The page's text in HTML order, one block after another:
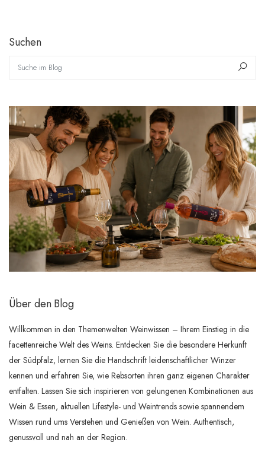
Suchen
Suche im Blog
Über den Blog
Willkommen in den Themenwelten Weinwissen – Ihrem Einstieg in die
facettenreiche Welt des Weins. Entdecken Sie die besondere Herkunft
der Südpfalz, lernen Sie die Handschrift leidenschaftlicher Winzer
kennen und erfahren Sie, wie Rebsorten ihren ganz eigenen Charakter
entfalten. Lassen Sie sich inspirieren von gelungenen Kombinationen aus
Wein & Essen, aktuellen Lifestyle- und Weintrends sowie spannendem
Wissen rund ums Verstehen und Genießen von Wein. Authentisch,
genussvoll und nah an der Region.